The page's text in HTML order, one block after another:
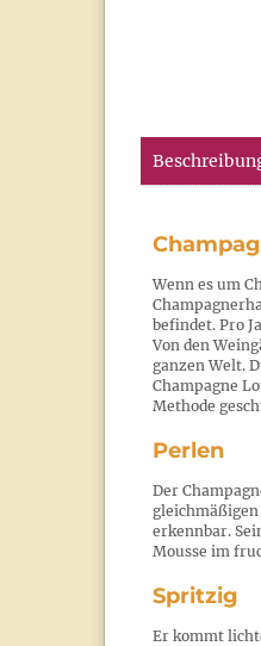
Wenn es um
befindet. Pro
Von den
ganzen Welt.
Champagne
Methode
Perlen
Der
erkennbar.
Mousse im
Spritzig
Er kommt